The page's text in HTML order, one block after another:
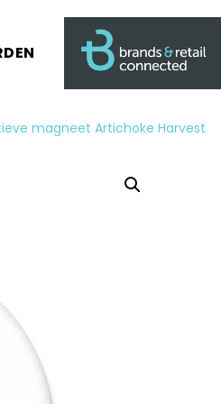
magneet Artichoke Harvest